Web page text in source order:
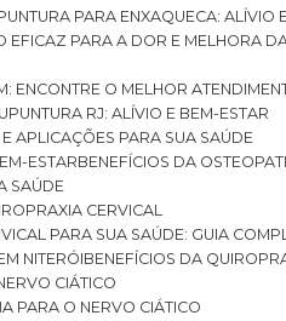
PARA ENXAQUECA: ALÍVIO
EFICAZ PARA A DOR E MELHORA
ENCONTRE O MELHOR
RJ: ALÍVIO E BEM-ESTAR
E APLICAÇÕES PARA SUA SAÚDE
ESTAR
BENEFÍCIOS DA
SAÚDE
CERVICAL
PARA SUA SAÚDE: GUIA
NITERÓI
BENEFÍCIOS DA
CIÁTICO
PARA O NERVO CIÁTICO